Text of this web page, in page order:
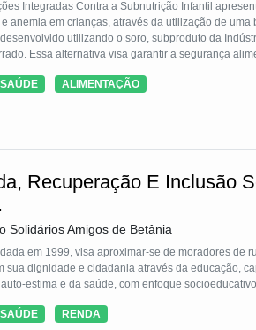
Integradas Contra a Subnutrição Infantil
anemia em crianças, através da utilização de
utilizando o soro, subproduto da
Essa alternativa visa garantir a segurança
aceitação, baixo custo e ser uma proposta
SAÚDE ALIMENTAÇÃO
Recuperação E Inclusão
Solidários Amigos de Betânia
em 1999, visa aproximar-se de moradores de
sua dignidade e cidadania através da educação,
estima e da saúde, com enfoque socioeducativo.
SAÚDE RENDA